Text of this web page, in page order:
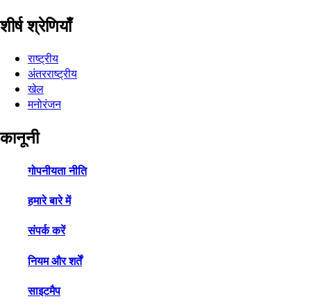
शीर्ष श्रेणियाँ
राष्ट्रीय
अंतरराष्ट्रीय
खेल
मनोरंजन
कानूनी
गोपनीयता नीति
हमारे बारे में
संपर्क करें
नियम और शर्तें
साइटमैप